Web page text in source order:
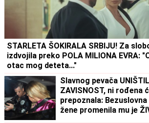
STARLETA ŠOKIRALA SRBIJU! Za
izdvojila preko POLA MILIONA EVRA:
otac mog deteta..."
Slavnog pevača
ZAVISNOST, ni rođena
prepoznala: Bezuslovna
žene promenila mu je